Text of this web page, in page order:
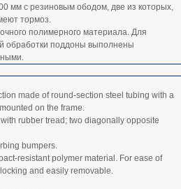
мм с резиновым ободом, две из которых,
тормоз.
полимерного материала. Для
обработки поддоны выполнены
made of round‑section steel tubing with a
on the frame.
rubber tread; two diagonally opposite
bumpers.
polymer material. For ease of
and easily removable.